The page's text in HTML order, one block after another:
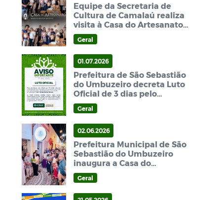
Equipe da Secretaria de
Cultura de Camalaú realiza
visita à Casa do Artesanato
Maria Neuza Neves.
Geral
01.07.2026
Prefeitura de São Sebastião
do Umbuzeiro decreta Luto
Oficial de 3 dias pelo
falecimento do ex-vereador
Luiz de França Neves
Geral
02.06.2026
Prefeitura Municipal de São
Sebastião do Umbuzeiro
inaugura a Casa do
Artesanato Maria Neuza
Neves.
Geral